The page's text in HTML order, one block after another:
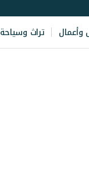
وأعمال تراث وسياحة